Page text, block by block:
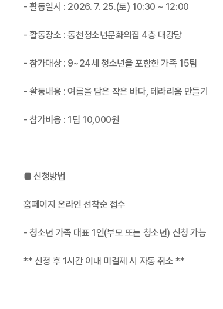
- 활동일시 : 2026. 7. 25.(토) 10:30 ~ 12:00
- 활동장소 : 동천청소년문화의집 4층 대강당
- 참가대상 : 9~24세 청소년을 포함한 가족 15팀
- 활동내용 : 여름을 담은 작은 바다, 테라리움 만들기
- 참가비용 : 1팀 10,000원
■ 신청방법
홈페이지 온라인 선착순 접수
- 청소년 가족 대표 1인(부모 또는 청소년) 신청 가능
** 신청 후 1시간 이내 미결제 시 자동 취소 **